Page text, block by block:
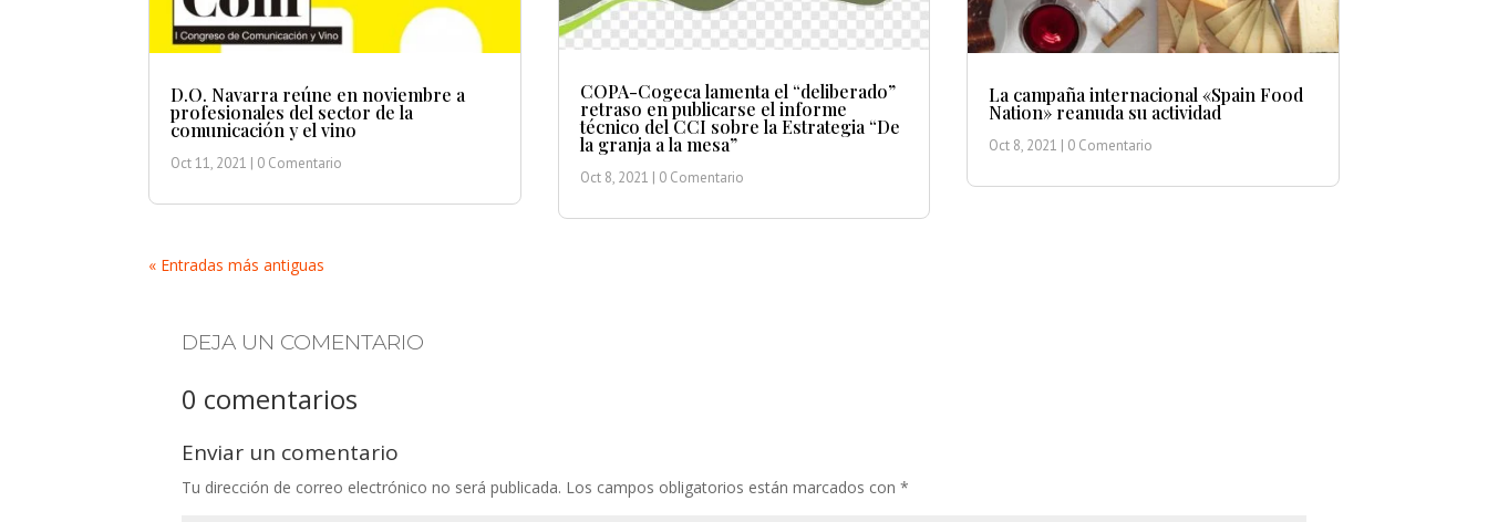
D.O. Navarra reúne en noviembre a
profesionales del sector de la
comunicación y el vino
Oct 11, 2021 | 0 Comentario
COPA-Cogeca lamenta el “deliberado”
retraso en publicarse el informe
técnico del CCI sobre la Estrategia “De
la granja a la mesa”
Oct 8, 2021 | 0 Comentario
La campaña internacional «Spain Food
Nation» reanuda su actividad
Oct 8, 2021 | 0 Comentario
« Entradas más antiguas
DEJA UN COMENTARIO
0 comentarios
Enviar un comentario
Tu dirección de correo electrónico no será publicada. Los campos obligatorios están marcados con*